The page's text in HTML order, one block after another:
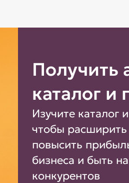
Получить
каталог и
Изучите каталог
чтобы расширить
повысить
бизнеса и быть
конкурентов